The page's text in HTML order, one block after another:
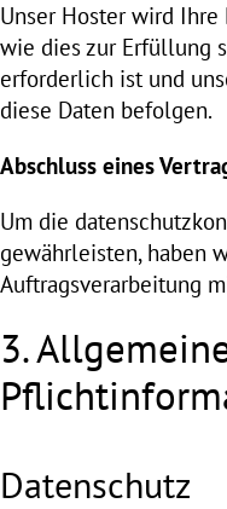
Unser Hoster wird
wie dies zur Erfüllung
erforderlich ist und
diese Daten befolgen.
Abschluss eines
Um die
gewährleisten, haben
Auftragsverarbeitung
3.
Datenschutz